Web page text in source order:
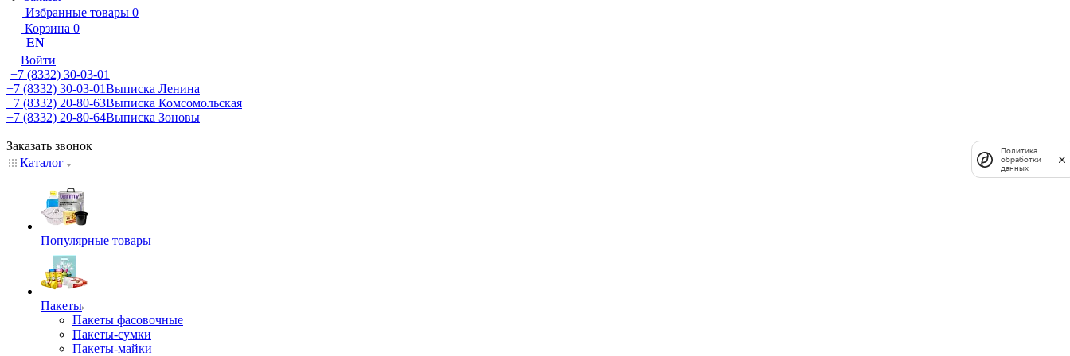
Избранные товары 0
Корзина 0
EN
Войти
+7 (8332) 30-03-01
+7 (8332) 30-03-01Выписка Ленина
+7 (8332) 20-80-63Выписка Комсомольская
+7 (8332) 20-80-64Выписка Зоновы
Заказать звонок
Каталог
Популярные товары
Пакеты
Пакеты фасовочные
Пакеты-сумки
Пакеты-майки
Политика
обработки
данных